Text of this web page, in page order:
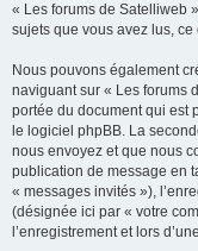
« Les forums de Satelliweb
sujets que vous avez lus,
Nous pouvons également
naviguant sur « Les forums
portée du document qui est
le logiciel phpBB. La
nous envoyez et que nous
publication de message en
« messages invités »),
(désignée ici par « votre
l’enregistrement et lors